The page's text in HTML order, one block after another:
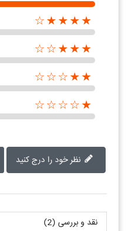
★★★★☆
★★★☆☆
★★☆☆☆
★☆☆☆☆
نقد و بررسی‌‌ (2)